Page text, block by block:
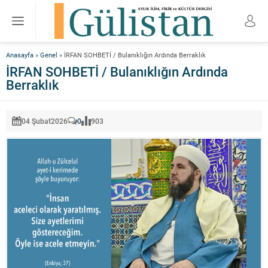
Anasayfa » Genel » İRFAN SOHBETİ / Bulanıklığın Ardında Berraklık
İRFAN SOHBETİ / Bulanıklığın Ardında
Berraklık
04 Şubat2026 0 903